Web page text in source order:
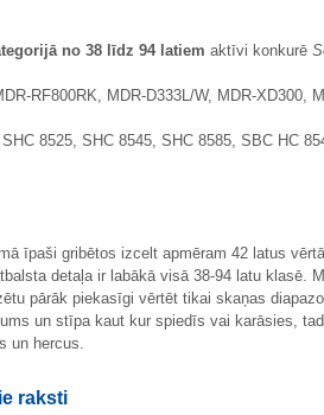
no 38 līdz 94 latiem aktīvi konkurē
RF800RK, MDR-D333L/W, MDR-XD300,
8525, SHC 8545, SHC 8585, SBC HC
īpaši gribētos izcelt apmēram 42 latus
detaļa ir labākā visā 38-94 latu klasē.
pārāk piekasīgi vērtēt tikai skaņas
un stīpa kaut kur spiedīs vai karāsies,
un hercus.
raksti